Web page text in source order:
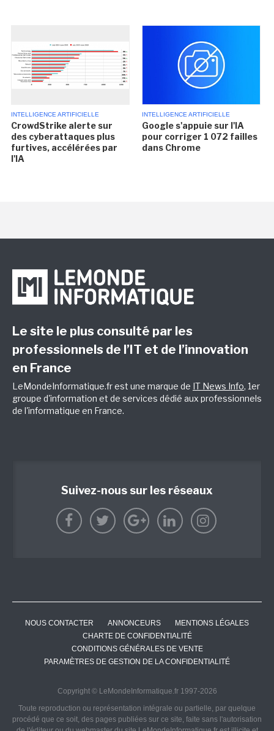
INTELLIGENCE ARTIFICIELLE
CrowdStrike alerte sur
des cyberattaques plus
furtives, accélérées par
l'IA
INTELLIGENCE ARTIFICIELLE
Google s'appuie sur l'IA
pour corriger 1 072 failles
dans Chrome
Le site le plus consulté par les
professionnels de l’IT et de l’innovation
en France
LeMondeInformatique.fr est une marque de IT News Info, 1er
groupe d'information et de services dédié aux professionnels
de l'informatique en France.
Suivez-nous sur les réseaux
NOUS CONTACTER ANNONCEURS
MENTIONS LÉGALES
CHARTE DE CONFIDENTIALITÉ
CONDITIONS GÉNÉRALES DE VENTE
PARAMÈTRES DE GESTION DE LA CONFIDENTIALITÉ
Copyright © LeMondeInformatique.fr 1997-2026
Toute reproduction ou représentation intégrale ou partielle, par quelque
procédé que ce soit, des pages publiées sur ce site, faite sans l'autorisation